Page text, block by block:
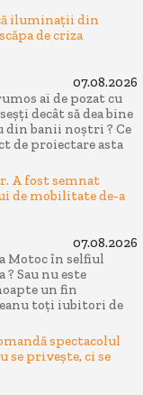
iluminații din
de criza
07.08.2026
ai de pozat cu
decât să dea bine
din banii noștri ? Ce
de proiectare asta
A fost semnat
de mobilitate de-a
07.08.2026
Motoc în selfiul
? Sau nu este
un fin
toți iubitori de
spectacolul
se privește, ci se